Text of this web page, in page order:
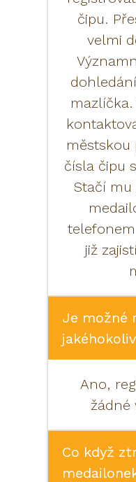
čipu.
velmi
městskou
čísla čipu
Stačí mu
již
Je možné
Ano,
žádné
Co když